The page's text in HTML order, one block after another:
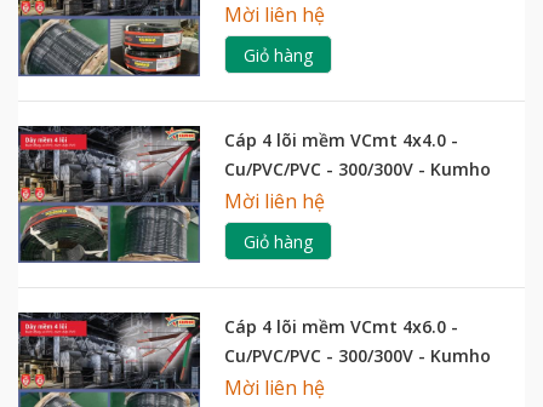
Mời liên hệ
Giỏ hàng
Cáp 4 lõi mềm VCmt 4x4.0 -
Cu/PVC/PVC - 300/300V - Kumho
Mời liên hệ
Giỏ hàng
Cáp 4 lõi mềm VCmt 4x6.0 -
Cu/PVC/PVC - 300/300V - Kumho
Mời liên hệ